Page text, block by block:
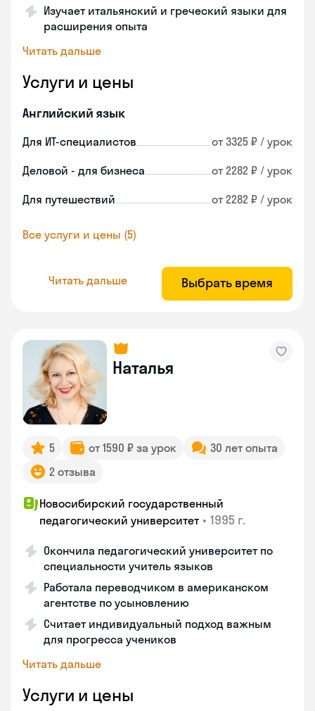
Изучает итальянский и греческий языки для
расширения опыта
Читать дальше
Услуги и цены
Английский язык
Для ИТ-специалистов от 3325 ₽ / урок
Деловой - для бизнеса от 2282 ₽ / урок
Для путешествий от 2282 ₽ / урок
Все услуги и цены (5)
Читать дальше Выбрать время
Наталья
5 от 1590 ₽ за урок
30 лет опыта
2 отзыва
Новосибирский государственный
педагогический университет • 1995 г.
Окончила педагогический университет по
специальности учитель языков
Работала переводчиком в американском
агентстве по усыновлению
Считает индивидуальный подход важным
для прогресса учеников
Читать дальше
Услуги и цены